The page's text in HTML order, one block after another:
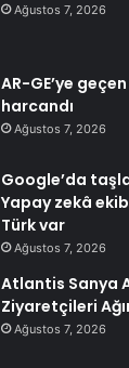
Ağustos 7, 2026
AR-GE’ye
harcandı
Ağustos 7, 2026
Google’da
Yapay zekâ
Türk var
Ağustos 7, 2026
Atlantis Sanya
Ziyaretçileri
Ağustos 7, 2026